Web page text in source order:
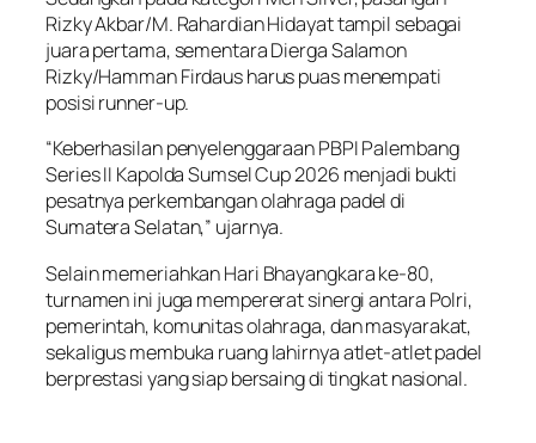
Rizky Akbar/M. Rahardian Hidayat tampil sebagai
juara pertama, sementara Dierga Salamon
Rizky/Hamman Firdaus harus puas menempati
posisi runner-up.
“Keberhasilan penyelenggaraan PBPI Palembang
Series II Kapolda Sumsel Cup 2026 menjadi bukti
pesatnya perkembangan olahraga padel di
Sumatera Selatan,” ujarnya.
Selain memeriahkan Hari Bhayangkara ke-80,
turnamen ini juga mempererat sinergi antara Polri,
pemerintah, komunitas olahraga, dan masyarakat,
sekaligus membuka ruang lahirnya atlet-atlet padel
berprestasi yang siap bersaing di tingkat nasional.